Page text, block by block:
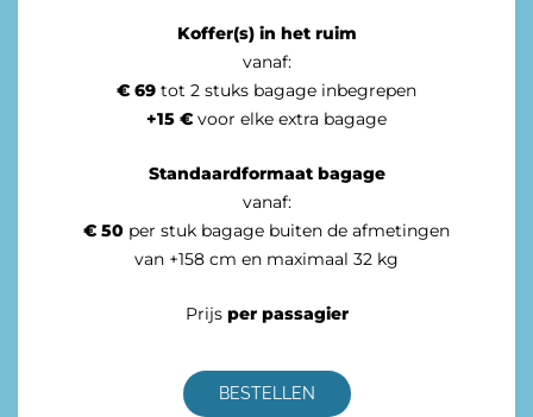
Koffer(s) in het ruim
vanaf:
€ 69 tot 2 stuks bagage inbegrepen
+15 €voor elke extra bagage
Standaardformaat bagage
vanaf:
€ 50 per stuk bagage buiten de afmetingen
van +158 cm en maximaal 32 kg
Prijs per passagier
BESTELLEN